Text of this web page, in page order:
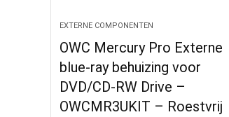
EXTERNE COMPONENTEN
OWC Mercury Pro Externe
blue-ray behuizing voor
DVD/CD-RW Drive –
OWCMR3UKIT – Roestvrij